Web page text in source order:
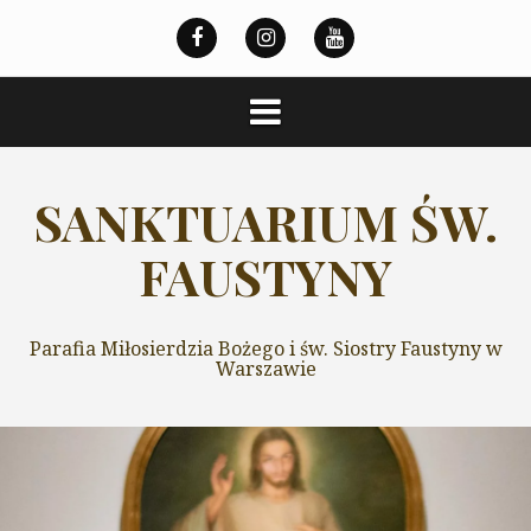
treści
SANKTUARIUM ŚW.
FAUSTYNY
Parafia Miłosierdzia Bożego i św. Siostry Faustyny w
Warszawie